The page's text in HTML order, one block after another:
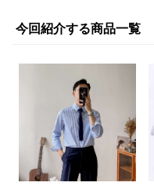
今回紹介する商品一覧